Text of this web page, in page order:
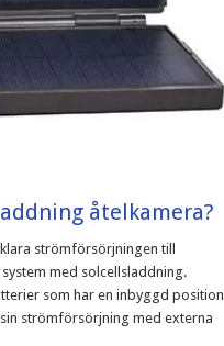
åtelkamera?
strömförsörjningen till
med solcellsladdning.
som har en inbyggd position
strömförsörjning med externa